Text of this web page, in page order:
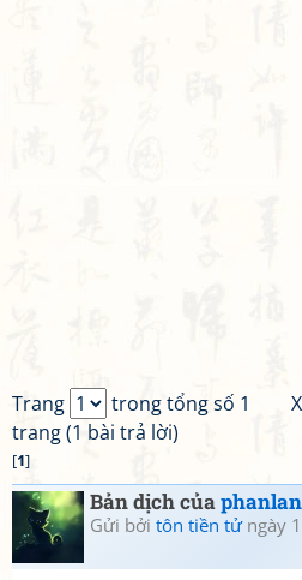
Trang
trong tổng số 1
trang (1 bài trả lời)
[1]
Bản dịch của
Gửi bởi tôn tiền tửngày